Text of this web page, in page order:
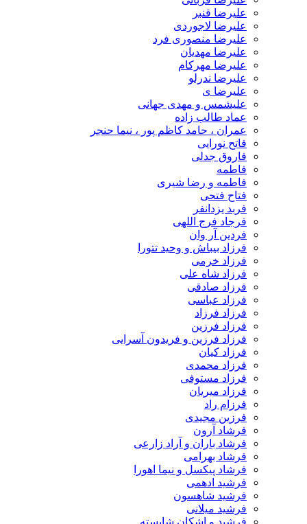
علیرضا قنبر
علیرضا لاجوردی
علیرضا منصوری فرد
علیرضا مهدیان
علیرضا مهرکام
علیرضا ندرلو
علیرضا ی
علیشمس و مهدی جهانی
عماد طالب زاده
عمران ، حامد کاظم پور ، نیما حنجر
فاتح نورایی
فاروق جدلی
فاطمه
فاطمه و رضا شیری
فتاح فتحی
فربد یزدانفر
فرجاد فرج اللهی
فردین آر وان
فرزاد بیباش و وحید تتورا
فرزاد خرمی
فرزاد شاه علی
فرزاد صادقی
فرزاد عباسی
فرزاد فرزاد
فرزاد فرزین
فرزاد فرزین و فریدون آسرایی
فرزاد کیان
فرزاد محمدی
فرزاد مستوفی
فرزاد میریان
فرزام راد
فرزین مجیدی
فرشاد آرون
فرشاد باران و آراد زارعی
فرشاد بهرامی
فرشاد پیکسل و نیما اهورا
فرشید ادهمی
فرشید شاهسون
فرشید میلانی